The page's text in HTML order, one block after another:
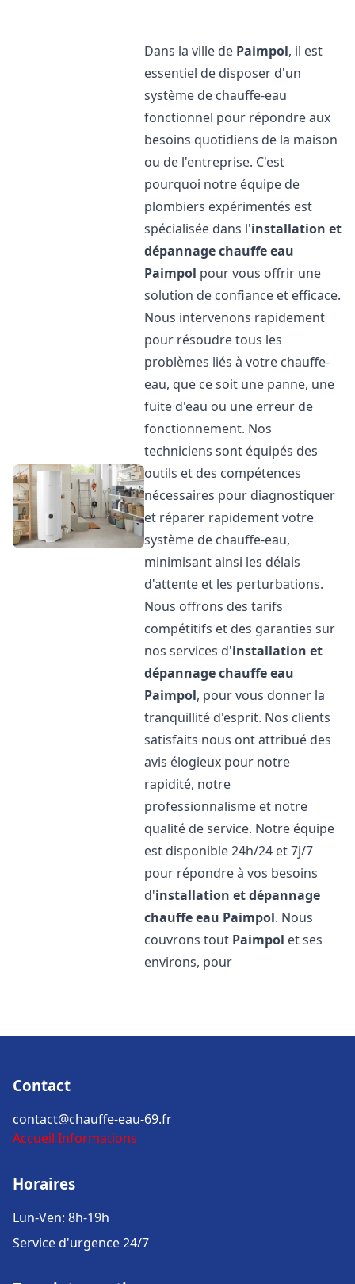
Dans la ville de Paimpol, il est
essentiel de disposer d'un
système de chauffe-eau
fonctionnel pour répondre aux
besoins quotidiens de la maison
ou de l'entreprise. C'est
pourquoi notre équipe de
plombiers expérimentés est
spécialisée dans l'installation et
dépannage chauffe eau
Paimpol pour vous offrir une
solution de confiance et efficace.
Nous intervenons rapidement
pour résoudre tous les
problèmes liés à votre chauffe-
eau, que ce soit une panne, une
fuite d'eau ou une erreur de
fonctionnement. Nos
techniciens sont équipés des
outils et des compétences
nécessaires pour diagnostiquer
et réparer rapidement votre
système de chauffe-eau,
minimisant ainsi les délais
d'attente et les perturbations.
Nous offrons des tarifs
compétitifs et des garanties sur
nos services d'installation et
dépannage chauffe eau
Paimpol, pour vous donner la
tranquillité d'esprit. Nos clients
satisfaits nous ont attribué des
avis élogieux pour notre
rapidité, notre
professionnalisme et notre
qualité de service. Notre équipe
est disponible 24h/24 et 7j/7
pour répondre à vos besoins
d'installation et dépannage
chauffe eau Paimpol. Nous
couvrons tout Paimpol et ses
environs, pour
Contact
contact@chauffe-eau-69.fr
Accueil Informations
Horaires
Lun-Ven: 8h-19h
Service d'urgence 24/7